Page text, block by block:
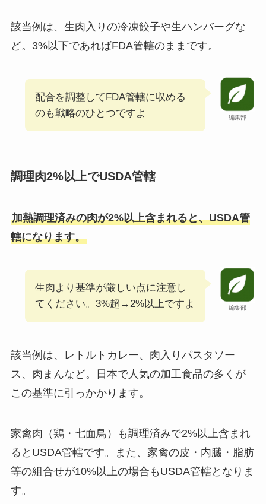
該当例は、生肉入りの冷凍餃子や生ハンバーグな
ど。3%以下であればFDA管轄のままです。
編集部
配合を調整してFDA管轄に収める
のも戦略のひとつですよ
調理肉2%以上でUSDA管轄
加熱調理済みの肉が2%以上含まれると、USDA管
轄になります。
編集部
生肉より基準が厳しい点に注意し
てください。3%超→2%以上ですよ
該当例は、レトルトカレー、肉入りパスタソー
ス、肉まんなど。日本で人気の加工食品の多くが
この基準に引っかかります。
家禽肉（鶏・七面鳥）も調理済みで2%以上含まれ
るとUSDA管轄です。また、家禽の皮・内臓・脂肪
等の組合せが10%以上の場合もUSDA管轄となりま
す。